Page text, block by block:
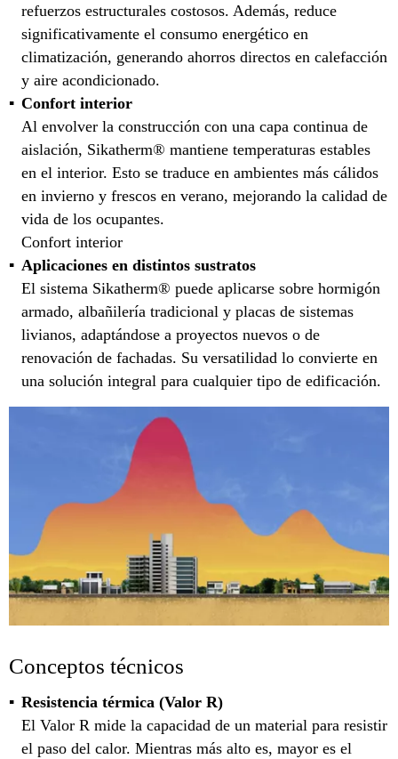
refuerzos estructurales costosos. Además, reduce
significativamente el consumo energético en
climatización, generando ahorros directos en calefacción
y aire acondicionado.
Confort interior
Al envolver la construcción con una capa continua de
aislación, Sikatherm® mantiene temperaturas estables
en el interior. Esto se traduce en ambientes más cálidos
en invierno y frescos en verano, mejorando la calidad de
vida de los ocupantes.
Confort interior
Aplicaciones en distintos sustratos
El sistema Sikatherm® puede aplicarse sobre hormigón
armado, albañilería tradicional y placas de sistemas
livianos, adaptándose a proyectos nuevos o de
renovación de fachadas. Su versatilidad lo convierte en
una solución integral para cualquier tipo de edificación.
Conceptos técnicos
Resistencia térmica (Valor R)
El Valor R mide la capacidad de un material para resistir
el paso del calor. Mientras más alto es, mayor es el